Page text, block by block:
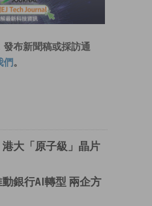
發布新聞稿或採訪通
們。
大「原子級」晶片
銀行AI轉型 兩企方